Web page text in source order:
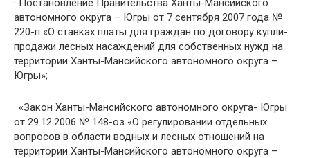
автономного округа – Югры от 7 сентября 2007 года №
220-п «О ставках платы для граждан по договору купли-
продажи лесных насаждений для собственных нужд на
территории Ханты-Мансийского автономного округа –
Югры»;
· «Закон Ханты-Мансийского автономного округа- Югры
от 29.12.2006 № 148-оз «О регулировании отдельных
вопросов в области водных и лесных отношений на
территории Ханты-Мансийского автономного округа –